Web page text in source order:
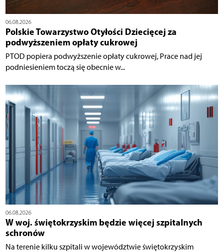
06.08.2026
Polskie Towarzystwo Otyłości Dziecięcej za
podwyższeniem opłaty cukrowej
PTOD popiera podwyższenie opłaty cukrowej, Prace nad jej
podniesieniem toczą się obecnie w...
06.08.2026
W woj. świętokrzyskim będzie więcej szpitalnych
schronów
Na terenie kilku szpitali w województwie świętokrzyskim